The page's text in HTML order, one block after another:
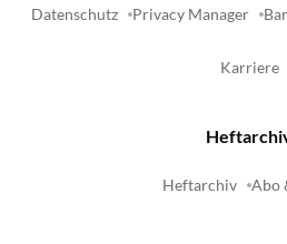
Datenschutz Privacy Manager
Karriere
Heftarchiv Abo